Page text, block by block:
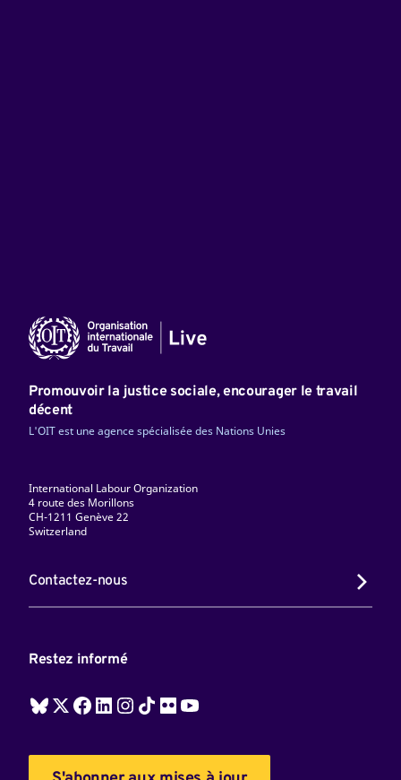
Promouvoir la justice sociale, encourager le travail
décent
L'OIT est une agence spécialisée des Nations Unies
International Labour Organization
4 route des Morillons
CH-1211 Genève 22
Switzerland
Contactez-nous
Restez informé